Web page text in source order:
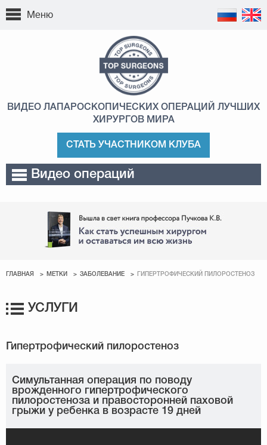
Меню
ВИДЕО ЛАПАРОСКОПИЧЕСКИХ ОПЕРАЦИЙ ЛУЧШИХ
ХИРУРГОВ МИРА
СТАТЬ УЧАСТНИКОМ КЛУБА
Видео операций
ГЛАВНАЯ МЕТКИ ЗАБОЛЕВАНИЕ ГИПЕРТРОФИЧЕСКИЙ ПИЛОРОСТЕНОЗ
УСЛУГИ
Симультанная операция по поводу
врожденного гипертрофического
пилоростеноза и правосторонней паховой
грыжи у ребенка в возрасте 19 дней